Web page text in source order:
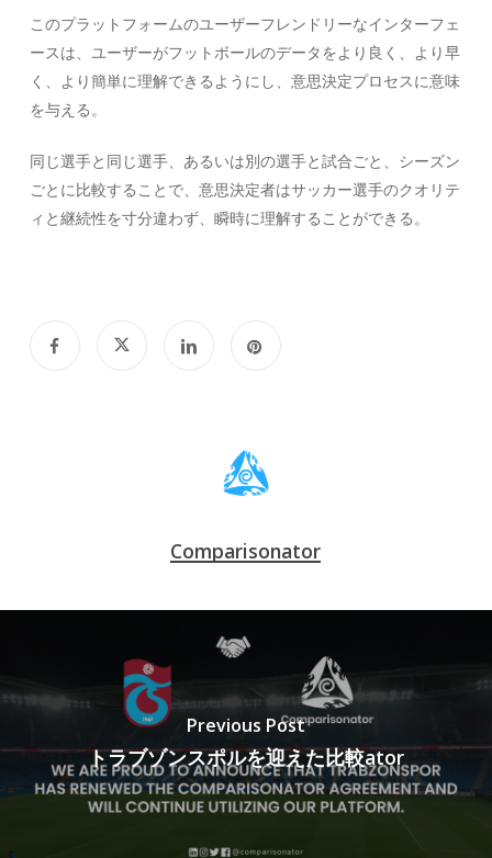
このプラットフォームのユーザーフレンドリーなインターフェ
ースは、ユーザーがフットボールのデータをより良く、より早
く、より簡単に理解できるようにし、意思決定プロセスに意味
を与える。
同じ選手と同じ選手、あるいは別の選手と試合ごと、シーズン
ごとに比較することで、意思決定者はサッカー選手のクオリテ
ィと継続性を寸分違わず、瞬時に理解することができる。
Comparisonator
Previous Post
トラブゾンスポルを迎えた比較ator